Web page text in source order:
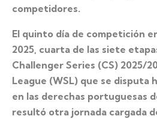
competidores.
El quinto día de competición
2025, cuarta de las siete
Challenger Series (CS) 2025/
League (WSL) que se disputa
en las derechas portuguesas
resultó otra jornada cargada